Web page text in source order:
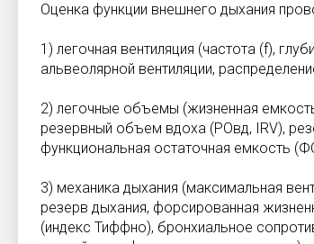
Оценка функции внешнего дыхания
1) легочная вентиляция (частота (f),
альвеолярной вентиляции,
2) легочные объемы (жизненная
резервный объем вдоха (РОвд, IRV),
функциональная остаточная емкость
3) механика дыхания (максимальная
резерв дыхания, форсированная
(индекс Тиффно), бронхиальное